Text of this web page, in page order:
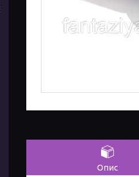
Опис